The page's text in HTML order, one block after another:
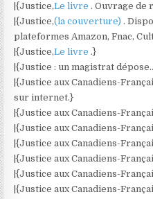
|{Justice,Le livre. Ouvrage de
|{Justice,(la couverture).
plateformes Amazon, Fnac,
|{Justice,Le livre.}
|{Justice : un magistrat
|{Justice aux Canadiens-
sur internet.}
|{Justice aux Canadiens-
|{Justice aux Canadiens-
|{Justice aux Canadiens-
|{Justice aux Canadiens-
|{Justice aux Canadiens-
|{Justice aux Canadiens-